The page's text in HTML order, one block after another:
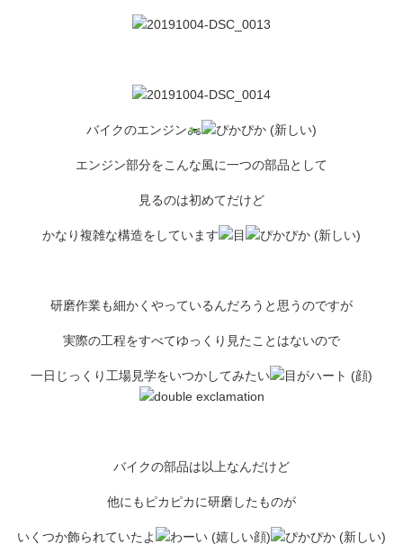
バイクのエンジン
エンジン部分をこんな風に一つの部品として
見るのは初めてだけど
かなり複雑な構造をしています
研磨作業も細かくやっているんだろうと思うのですが
実際の工程をすべてゆっくり見たことはないので
一日じっくり工場見学をいつかしてみたい
バイクの部品は以上なんだけど
他にもピカピカに研磨したものが
いくつか飾られていたよ